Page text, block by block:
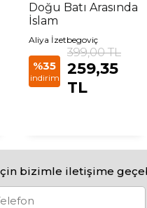
Doğu Batı Arasında
İslam
Aliya İzetbegoviç
%35
indirim
399,00 TL
259,35
TL
bizimle iletişime